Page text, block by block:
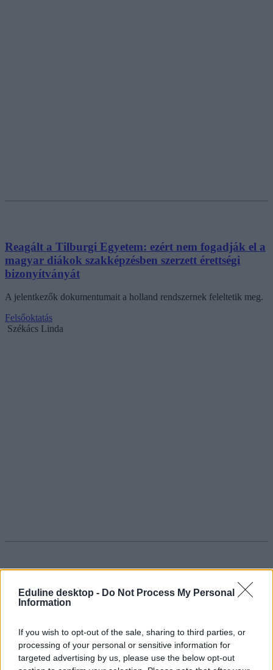
Eduline desktop - Do Not Process My Personal
Information
If you wish to opt-out of the sale, sharing to third parties, or
processing of your personal or sensitive information for
targeted advertising by us, please use the below opt-out
Reagált a Tilburgi Egyetem: ezért nem fogadják el a
magyar diákok szakképzésben szerzett érettségi
bizonyítványát
A jelentkezők dokumentumait a holland rendszernek feleltetik meg.
Felsőoktatás
Székács Linda
A hét hírei: több mint 120 ezren jelentkeztek a
felsőoktatásba, súlyos következményekkel járna az
Utánajártunk miért nem mehetnek a magyar szakképzésben
érettségizett diákok a holland egyetemekre. Mutatjuk, hogyan
változik idén a magyar érettségi – ezek voltak a hét legfontosabb